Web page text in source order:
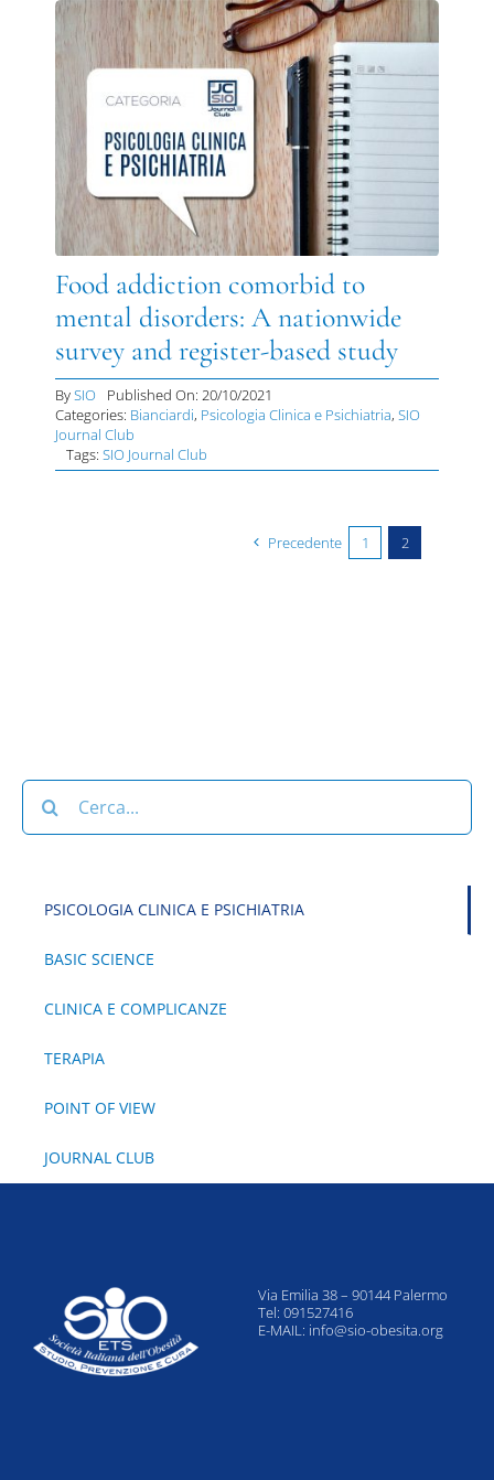
Food addiction comorbid to
mental disorders: A nationwide
survey and register-based study
BySIO
Published On: 20/10/2021
Categories: Bianciardi, Psicologia Clinica e Psichiatria, SIO
Journal Club
Tags: SIO Journal Club
Precedente 1 2
Cerca
per:
PSICOLOGIA CLINICA E PSICHIATRIA
BASIC SCIENCE
CLINICA E COMPLICANZE
TERAPIA
POINT OF VIEW
JOURNAL CLUB
Via Emilia 38 – 90144 Palermo
Tel: 091527416
E-MAIL: info@sio-obesita.org